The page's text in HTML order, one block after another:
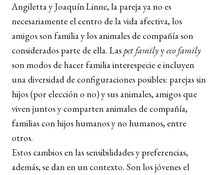
Angiletta y Joaquín Linne, la pareja ya no es
necesariamente el centro de la vida afectiva, los
amigos son familia y los animales de compañía son
considerados parte de ella. Laspet familyyeco family
son modos de hacer familia interespecie e incluyen
una diversidad de configuraciones posibles: parejas sin
hijos (por elección o no) y sus animales, amigos que
viven juntos y comparten animales de compañía,
familias con hijos humanos y no humanos, entre
otros.
Estos cambios en las sensibilidades y preferencias,
además, se dan en un contexto. Son los jóvenes el